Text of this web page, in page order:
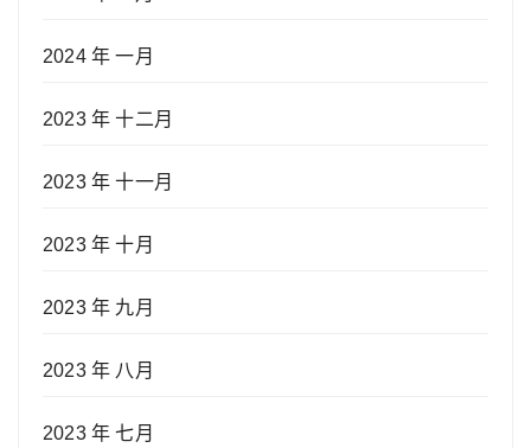
2024 年 一月
2023 年 十二月
2023 年 十一月
2023 年 十月
2023 年 九月
2023 年 八月
2023 年 七月